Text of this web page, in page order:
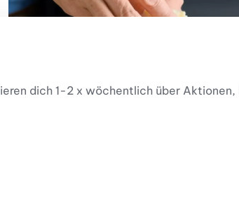
dich 1-2 x wöchentlich über